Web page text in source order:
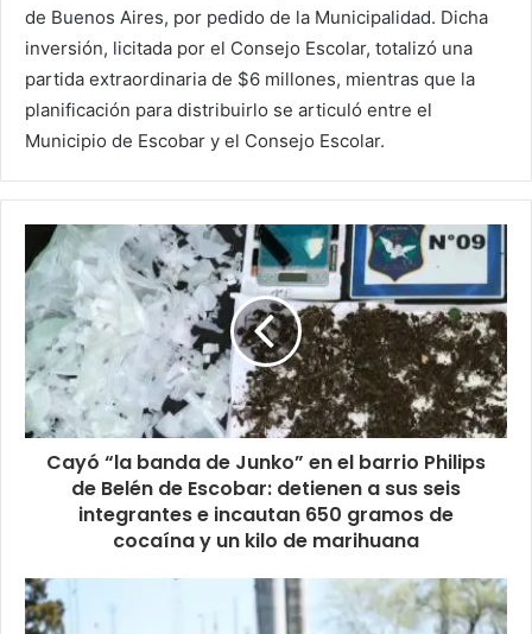
de Buenos Aires, por pedido de la Municipalidad. Dicha
inversión, licitada por el Consejo Escolar, totalizó una
partida extraordinaria de $6 millones, mientras que la
planificación para distribuirlo se articuló entre el
Municipio de Escobar y el Consejo Escolar.
Cayó “la banda de Junko” en el barrio Philips
de Belén de Escobar: detienen a sus seis
integrantes e incautan 650 gramos de
cocaína y un kilo de marihuana